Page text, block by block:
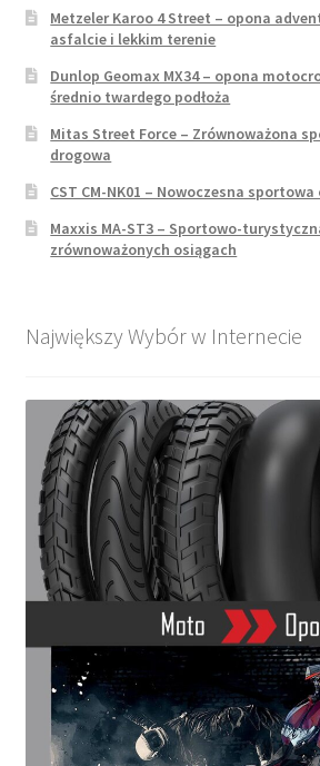
Metzeler Karoo 4 Street – opona
asfalcie i lekkim terenie
Dunlop Geomax MX34 – opona
średnio twardego podłoża
Mitas Street Force – Zrównoważona
drogowa
CST CM-NK01 – Nowoczesna
Maxxis MA-ST3 – Sportowo-
zrównoważonych osiągach
Największy Wybór w Internecie